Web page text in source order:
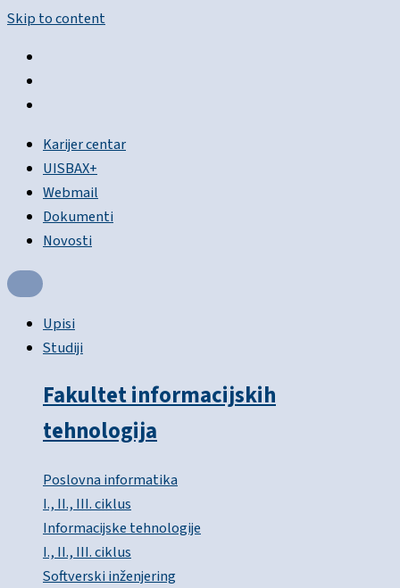
Skip to content
Karijer centar
UISBAX+
Webmail
Dokumenti
Novosti
Upisi
Studiji
Fakultet informacijskih
tehnologija
Poslovna informatika
I., II., III. ciklus
Informacijske tehnologije
I., II., III. ciklus
Softverski inženjering